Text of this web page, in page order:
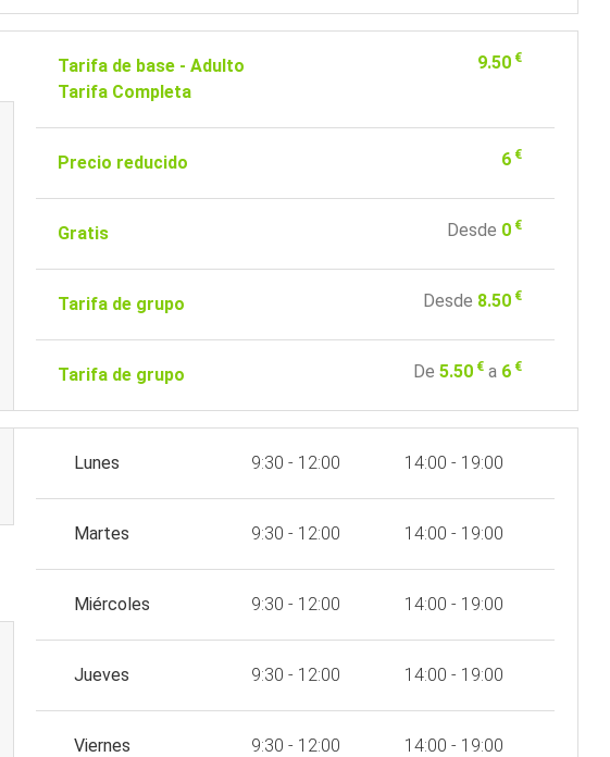
Tarifa de base - Adulto
Tarifa Completa
9.50 €
Precio reducido 6 €
Gratis Desde 0 €
Tarifa de grupo Desde 8.50 €
Tarifa de grupo De5.50 € a 6 €
Lunes 9:30 - 12:00 14:00 - 19:00
Martes 9:30 - 12:00 14:00 - 19:00
Miércoles 9:30 - 12:00 14:00 - 19:00
Jueves 9:30 - 12:00 14:00 - 19:00
Viernes 9:30 - 12:00 14:00 - 19:00